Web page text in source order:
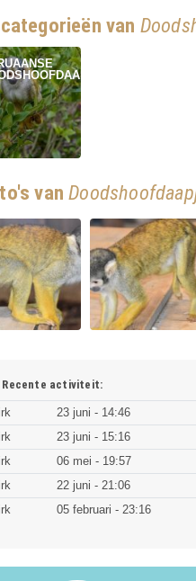
van
van
Recente activiteit:
23 juni - 14:46
23 juni - 15:16
06 mei - 19:57
22 juni - 21:06
05 februari - 23:16